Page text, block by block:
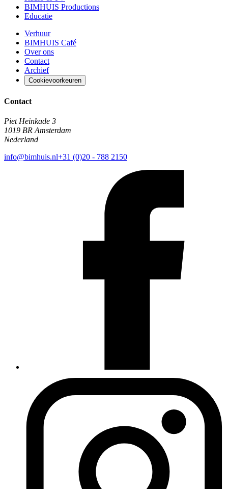
BIMHUIS Productions
Educatie
Verhuur
BIMHUIS Café
Over ons
Contact
Archief
Cookievoorkeuren
Contact
Piet Heinkade 3
1019 BR Amsterdam
Nederland
info@bimhuis.nl+31 (0)20 - 788 2150